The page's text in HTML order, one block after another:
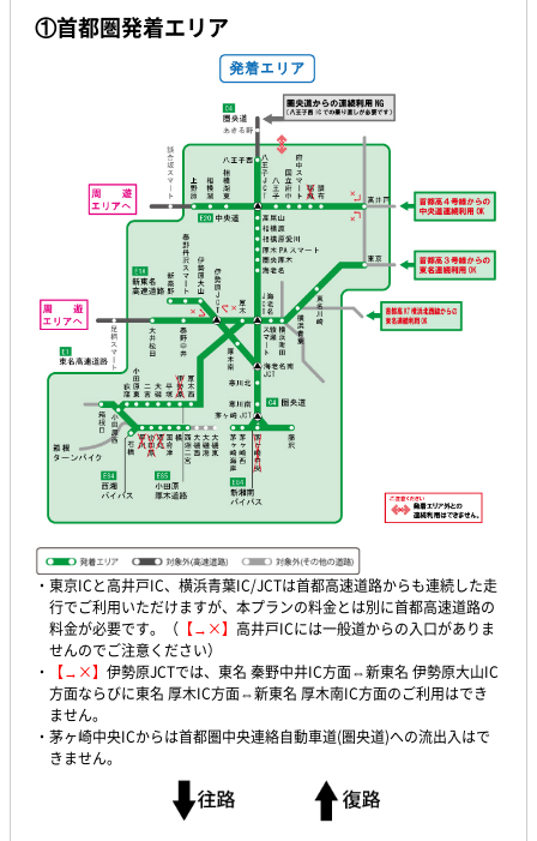
①首都圏発着エリア
・東京ICと高井戸IC、横浜青葉IC/JCTは首都高速道路からも連続した走
行でご利用いただけますが、本プランの料金とは別に首都高速道路の
料金が必要です。（ 【→×】 高井戸ICには一般道からの入口がありま
せんのでご注意ください）
・
【→×】 伊勢原JCTでは、東名 秦野中井IC方面⇔新東名 伊勢原大山IC
方面ならびに東名 厚木IC方面⇔新東名 厚木南IC方面のご利用はでき
ません。
・茅ヶ崎中央ICからは首都圏中央連絡自動車道(圏央道)への流出入はで
きません。